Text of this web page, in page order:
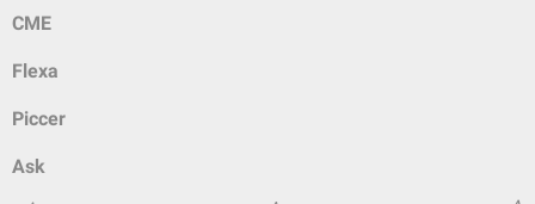
CME
Flexa
Piccer
Ask